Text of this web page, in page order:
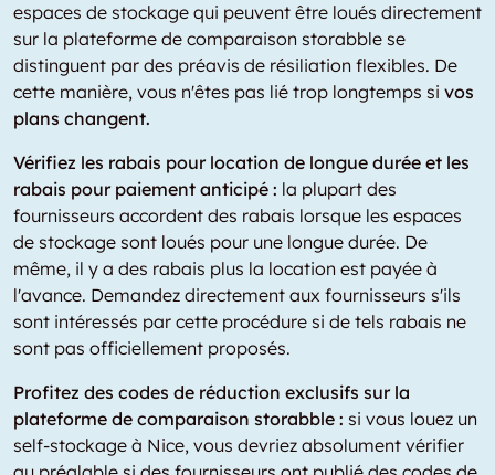
espaces de stockage qui peuvent être loués directement
sur la plateforme de comparaison storabble se
distinguent par des préavis de résiliation flexibles. De
cette manière, vous n'êtes pas lié trop longtemps si vos
plans changent.
Vérifiez les rabais pour location de longue durée et les
rabais pour paiement anticipé : la plupart des
fournisseurs accordent des rabais lorsque les espaces
de stockage sont loués pour une longue durée. De
même, il y a des rabais plus la location est payée à
l'avance. Demandez directement aux fournisseurs s'ils
sont intéressés par cette procédure si de tels rabais ne
sont pas officiellement proposés.
Profitez des codes de réduction exclusifs sur la
plateforme de comparaison storabble : si vous louez un
self-stockage à Nice, vous devriez absolument vérifier